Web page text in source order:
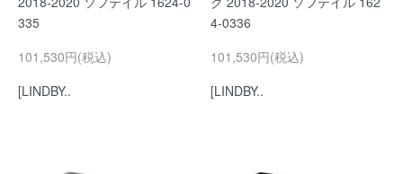
335
101,530円(税込)
[LINDBY..
4-0336
101,530円(税込)
[LINDBY..